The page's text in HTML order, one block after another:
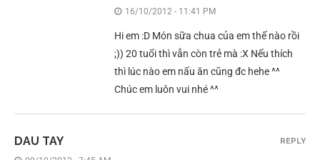
16/10/2012 - 11:41 PM
Hi em :D Món sữa chua của em thế nào rồi
;)) 20 tuổi thì vẫn còn trẻ mà :X Nếu thích
thì lúc nào em nấu ăn cũng đc hehe ^^
Chúc em luôn vui nhé ^^
DAU TAY REPLY